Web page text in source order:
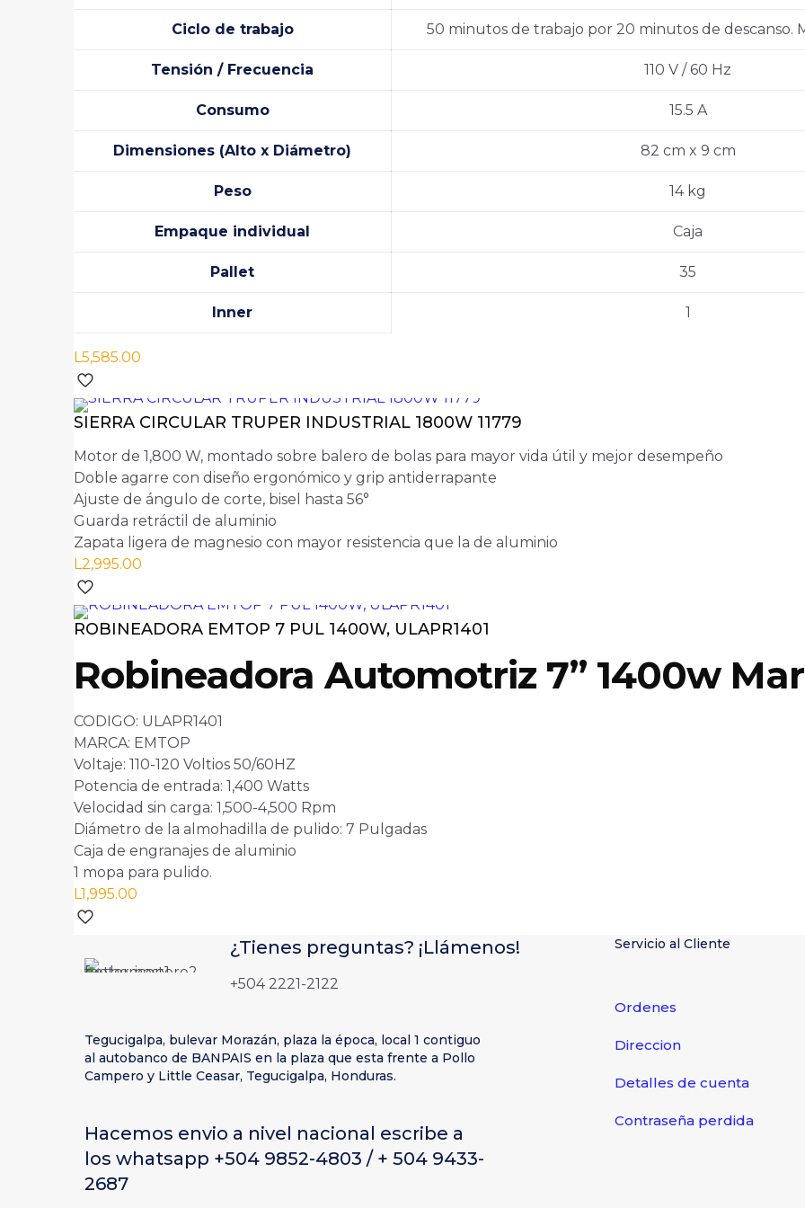
navegador para la próxima vez
Ciclo de trabajo 50 minutos de trabajo por 20 minutos de descanso.
Tensión / Frecuencia 110 V / 60 Hz
Consumo 15.5 A
Dimensiones (Alto x Diámetro) 82 cm x 9 cm
Peso 14 kg
Empaque individual Caja
Pallet 35
Inner 1
L5,585.00
SIERRA CIRCULAR TRUPER INDUSTRIAL 1800W 11779
Motor de 1,800 W, montado sobre balero de bolas para mayor vida útil y mejor desempeño
Doble agarre con diseño ergonómico y grip antiderrapante
Ajuste de ángulo de corte, bisel hasta 56°
Guarda retráctil de aluminio
Zapata ligera de magnesio con mayor resistencia que la de aluminio
L2,995.00
ROBINEADORA EMTOP 7 PUL 1400W, ULAPR1401
Robineadora Automotriz 7” 1400w
CODIGO: ULAPR1401
MARCA: EMTOP
Voltaje: 110-120 Voltios 50/60HZ
Potencia de entrada: 1,400 Watts
Velocidad sin carga: 1,500-4,500 Rpm
Diámetro de la almohadilla de pulido: 7 Pulgadas
Caja de engranajes de aluminio
1 mopa para pulido.
L1,995.00
¿Tienes preguntas? ¡Llámenos!
+504 2221-2122
Tegucigalpa, bulevar Morazán, plaza la época, local 1 contiguo
al autobanco de BANPAIS en la plaza que esta frente a Pollo
Campero y Little Ceasar, Tegucigalpa, Honduras.
Hacemos envio a nivel nacional escribe a
los whatsapp +504 9852-4803 / + 504 9433-
2687
Servicio al Cliente
Ordenes
Direccion
Detalles de cuenta
Contraseña perdida